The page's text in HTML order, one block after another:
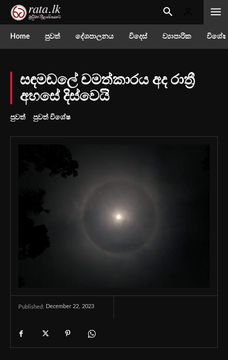
Home පුවත් දේශපාලනය විදෙස් ව්‍යාපාරික
සඳම‍ඬලේ චමත්කාරය අද රාත්‍රී
අහසේ දිස්වෙයි
පුවත් පුවත් විශේෂ
Published: December 22, 2023